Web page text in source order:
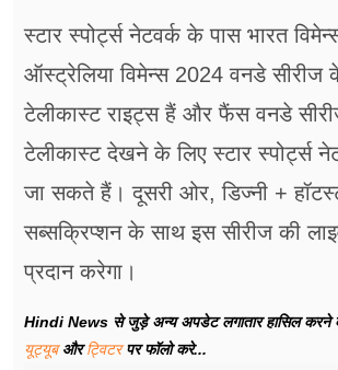
स्टार स्पोर्ट्स नेटवर्क के पास भारत
ऑस्ट्रेलिया विमेन्स 2024 वनडे
टेलीकास्ट राइट्स हैं और फैंस वनडे
टेलीकास्ट देखने के लिए स्टार स्पोर्ट्स
जा सकते हैं। दूसरी ओर, डिज्नी +
सब्सक्रिप्शन के साथ इस सीरीज की
प्रदान करेगा।
Hindi News से जुड़े अन्य अपडेट लगातार हासिल करने
यूट्यूबऔरट्विटरपर फॉलो करे...